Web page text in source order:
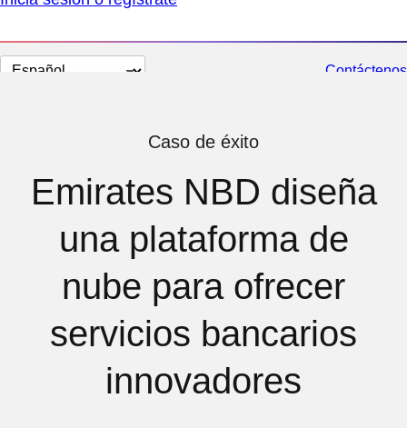
Cambiar
Contáctenos
Caso de éxito
Emirates NBD diseña
una plataforma de
nube para ofrecer
servicios bancarios
innovadores